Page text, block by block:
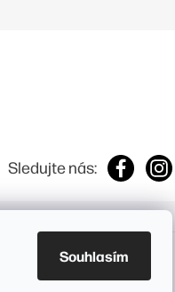
Souhlasím
Sledujte nás: